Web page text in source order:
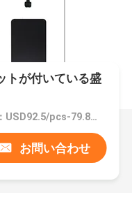
トが付いている盛
価格：USD92.5/pcs-79.8/pcs (10-100pcs)
お問い合わせ